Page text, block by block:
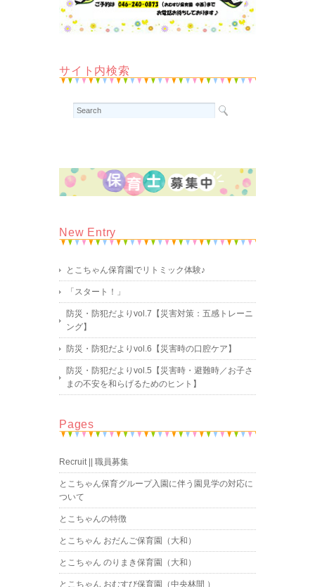
サイト内検索
New Entry
とこちゃん保育園でリトミック体験♪
「スタート！」
防災・防犯だよりvol.7【災害対策：五感トレーニ
ング】
防災・防犯だよりvol.6【災害時の口腔ケア】
防災・防犯だよりvol.5【災害時・避難時／お子さ
まの不安を和らげるためのヒント】
Pages
Recruit || 職員募集
とこちゃん保育グループ入園に伴う園見学の対応に
ついて
とこちゃんの特徴
とこちゃん おだんご保育園（大和）
とこちゃん のりまき保育園（大和）
とこちゃん おむすび保育園（中央林間 ）